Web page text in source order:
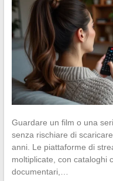
Guardare un film o una
senza rischiare di
anni. Le piattaforme di
moltiplicate, con cataloghi
documentari,…